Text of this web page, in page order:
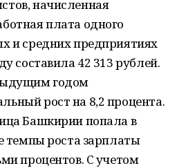
начисленная
плата одного
и средних предприятиях
составила 42 313 рублей.
годом
рост на 8,2 процента.
Башкирии попала в
темпы роста зарплаты
процентов. С учетом